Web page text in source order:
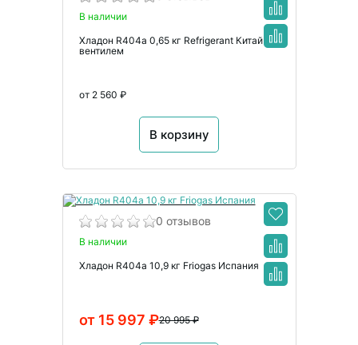
В наличии
Хладон R404a 0,65 кг Refrigerant Китай с
вентилем
от 2 560 ₽
В корзину
0 отзывов
В наличии
Хладон R404a 10,9 кг Friogas Испания
20 995 ₽
от 15 997 ₽